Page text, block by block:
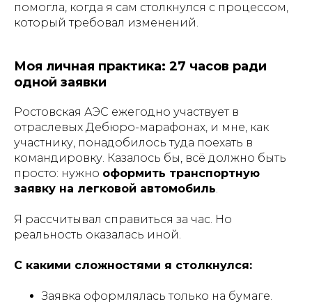
помогла, когда я сам столкнулся с процессом,
который требовал изменений.
Моя личная практика: 27 часов ради
одной заявки
Ростовская АЭС ежегодно участвует в
отраслевых Дебюро-марафонах, и мне, как
участнику, понадобилось туда поехать в
командировку. Казалось бы, всё должно быть
просто: нужно оформить транспортную
заявку на легковой автомобиль.
Я рассчитывал справиться за час. Но
реальность оказалась иной.
С какими сложностями я столкнулся:
Заявка оформлялась только на бумаге.